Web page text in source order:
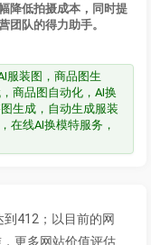
降低拍摄成本，同时提
团队的得力助手。
服装图，商品图生
商品图自动化，AI换
生成，自动生成服装
在线AI换模特服务，
412；以目前的网
更多网站价值评估